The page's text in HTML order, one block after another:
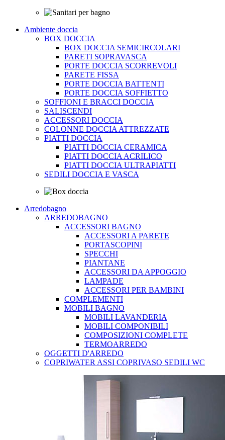
Ambiente doccia
BOX DOCCIA
BOX DOCCIA SEMICIRCOLARI
PARETI SOPRAVASCA
PORTE DOCCIA SCORREVOLI
PARETE FISSA
PORTE DOCCIA BATTENTI
PORTE DOCCIA SOFFIETTO
SOFFIONI E BRACCI DOCCIA
SALISCENDI
ACCESSORI DOCCIA
COLONNE DOCCIA ATTREZZATE
PIATTI DOCCIA
PIATTI DOCCIA CERAMICA
PIATTI DOCCIA ACRILICO
PIATTI DOCCIA ULTRAPIATTI
SEDILI DOCCIA E VASCA
Arredobagno
ARREDOBAGNO
ACCESSORI BAGNO
ACCESSORI A PARETE
PORTASCOPINI
SPECCHI
PIANTANE
ACCESSORI DA APPOGGIO
LAMPADE
ACCESSORI PER BAMBINI
COMPLEMENTI
MOBILI BAGNO
MOBILI LAVANDERIA
MOBILI COMPONIBILI
COMPOSIZIONI COMPLETE
TERMOARREDO
OGGETTI D'ARREDO
COPRIWATER ASSI COPRIVASO SEDILI WC